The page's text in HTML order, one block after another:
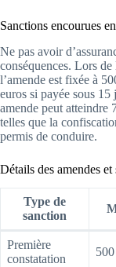
Sanctions encourues
Ne pas avoir
conséquences. Lors
l’amende est fixée à
euros si payée sous
amende peut atteindre
telles que la
permis de conduire.
Détails des amendes et
Type de
sanction
Première
constatation